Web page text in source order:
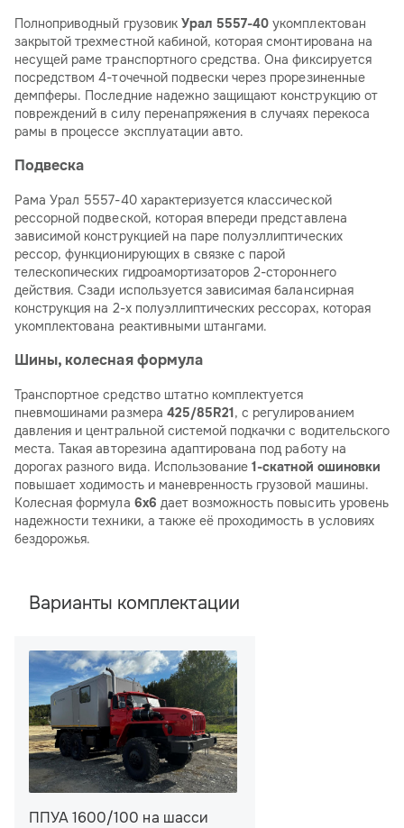
Полноприводный грузовик Урал 5557-40 укомплектован
закрытой трехместной кабиной, которая смонтирована на
несущей раме транспортного средства. Она фиксируется
посредством 4-точечной подвески через прорезиненные
демпферы. Последние надежно защищают конструкцию от
повреждений в силу перенапряжения в случаях перекоса
рамы в процессе эксплуатации авто.
Подвеска
Рама Урал 5557-40 характеризуется классической
рессорной подвеской, которая впереди представлена
зависимой конструкцией на паре полуэллиптических
рессор, функционирующих в связке с парой
телескопических гидроамортизаторов 2-стороннего
действия. Сзади используется зависимая балансирная
конструкция на 2-х полуэллиптических рессорах, которая
укомплектована реактивными штангами.
Шины, колесная формула
Транспортное средство штатно комплектуется
пневмошинами размера 425/85R21 , с регулированием
давления и центральной системой подкачки с водительского
места. Такая авторезина адаптирована под работу на
дорогах разного вида. Использование1-скатной ошиновки
повышает ходимость и маневренность грузовой машины.
Колесная формула 6х6 дает возможность повысить уровень
надежности техники, а также её проходимость в условиях
бездорожья.
Варианты комплектации
ППУА 1600/100 на шасси